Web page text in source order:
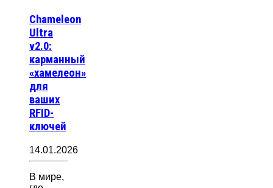
Chameleon
Ultra
v2.0:
карманный
«хамелеон»
для
ваших
RFID-
ключей
14.01.2026
В мире,